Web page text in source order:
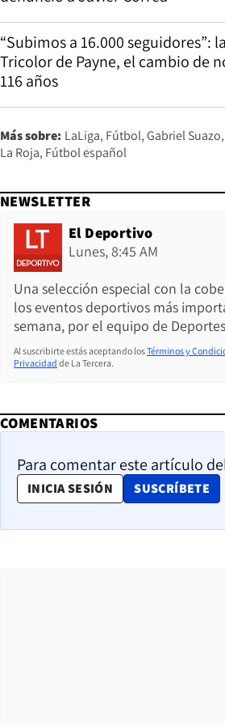
“Subimos a 16.000 seguidores”:
Tricolor de Payne, el cambio de
116 años
Más sobre: LaLiga Fútbol Gabriel Suazo
La Roja Fútbol español
NEWSLETTER
El Deportivo
Lunes, 8:45 AM
Una selección especial con la
los eventos deportivos más
semana, por el equipo de
Al suscribirte estás aceptando losTérminos y
Privacidad de La Tercera.
COMENTARIOS
Para comentar este artículo
INICIA SESIÓN SUSCRÍBETE
OPENS IN NEW